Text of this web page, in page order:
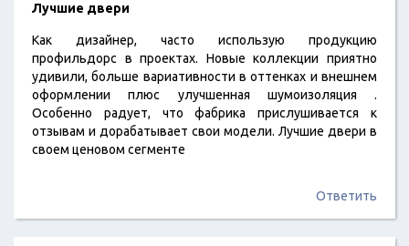
Лучшие двери
Как дизайнер, часто использую продукцию
профильдорс в проектах. Новые коллекции приятно
удивили, больше вариативности в оттенках и внешнем
оформлении плюс улучшенная шумоизоляция .
Особенно радует, что фабрика прислушивается к
отзывам и дорабатывает свои модели. Лучшие двери в
своем ценовом сегменте
Ответить